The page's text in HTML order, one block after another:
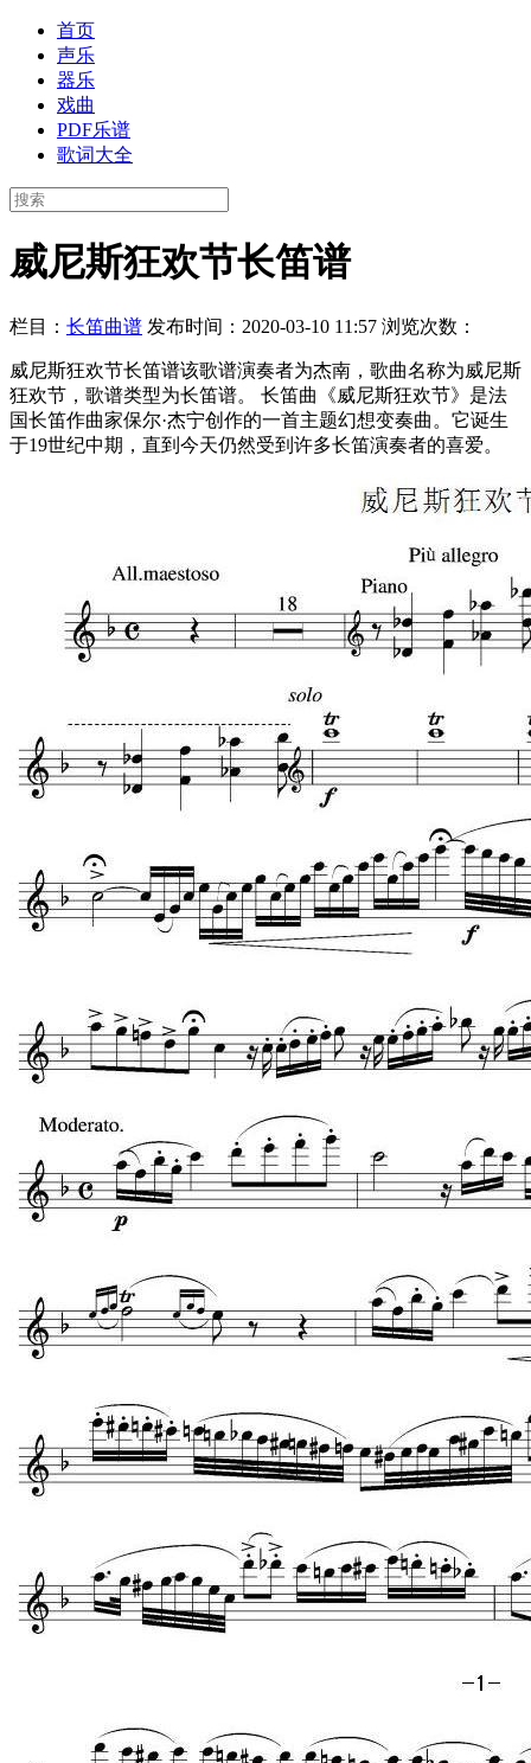
首页
声乐
器乐
戏曲
PDF乐谱
歌词大全
威尼斯狂欢节长笛谱
栏目： 长笛曲谱 发布时间：2020-03-10 11:57 浏览次数：
威尼斯狂欢节长笛谱该歌谱演奏者为杰南，歌曲名称为威尼斯
狂欢节，歌谱类型为长笛谱。 长笛曲《威尼斯狂欢节》是法
国长笛作曲家保尔·杰宁创作的一首主题幻想变奏曲。它诞生
于19世纪中期，直到今天仍然受到许多长笛演奏者的喜爱。